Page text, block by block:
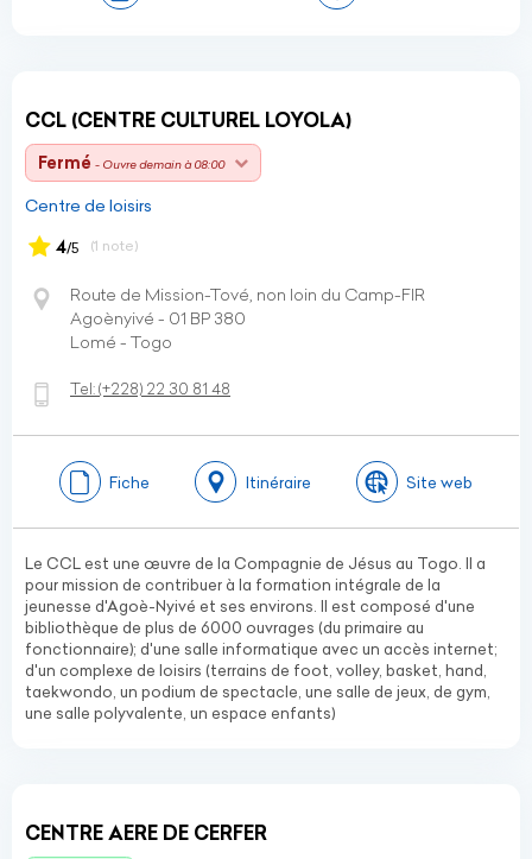
CCL (CENTRE CULTUREL LOYOLA)
Fermé - Ouvre demain à 08:00
Centre de loisirs
4/5 (1 note)
Route de Mission-Tové, non loin du Camp-FIR
Agoènyivé - 01 BP 380
Lomé - Togo
Tel:(+228) 22 30 81 48
Fiche Itinéraire Site web
Le CCL est une œuvre de la Compagnie de Jésus au Togo. Il a
pour mission de contribuer à la formation intégrale de la
jeunesse d'Agoè-Nyivé et ses environs. Il est composé d'une
bibliothèque de plus de 6000 ouvrages (du primaire au
fonctionnaire); d'une salle informatique avec un accès internet;
d'un complexe de loisirs (terrains de foot, volley, basket, hand,
taekwondo, un podium de spectacle, une salle de jeux, de gym,
une salle polyvalente, un espace enfants)
CENTRE AERE DE CERFER